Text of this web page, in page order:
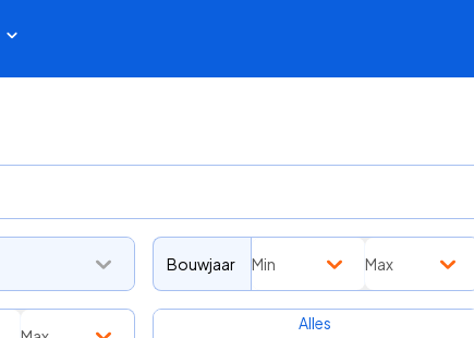
Bouwjaar Min Max
Transmissie
Alles